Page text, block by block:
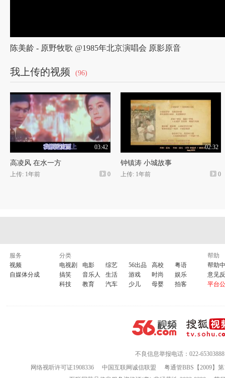
陈美龄 - 原野牧歌 @1985年北京演唱会 原影原音
我上传的视频 (96)
03:42
高凌风 在水一方
上传: 1年前 0
02:32
钟镇涛 小城故事
上传: 1年前 0
服务
视频
自媒体分成
分类
电视剧
电影 综艺 56出品 高校
粤语
搞笑
音乐人 生活 游戏 时尚
娱乐
科技
教育 汽车 少儿 母婴 拍客
帮助
帮助
意见
平台
不良信息举报电话：022-65303888
网络视听许可证1908336
中国互联网诚信联盟
粤通管BBS【2009】